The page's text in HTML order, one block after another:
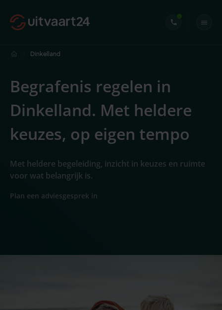
Dinkelland
Begrafenis regelen in
Dinkelland. Met heldere
keuzes, op eigen tempo
Met heldere begeleiding, inzicht in keuzes en ruimte
voor wat belangrijk is.
Plan een adviesgesprek in